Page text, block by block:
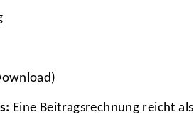
Eine Beitragsrechnung reicht als